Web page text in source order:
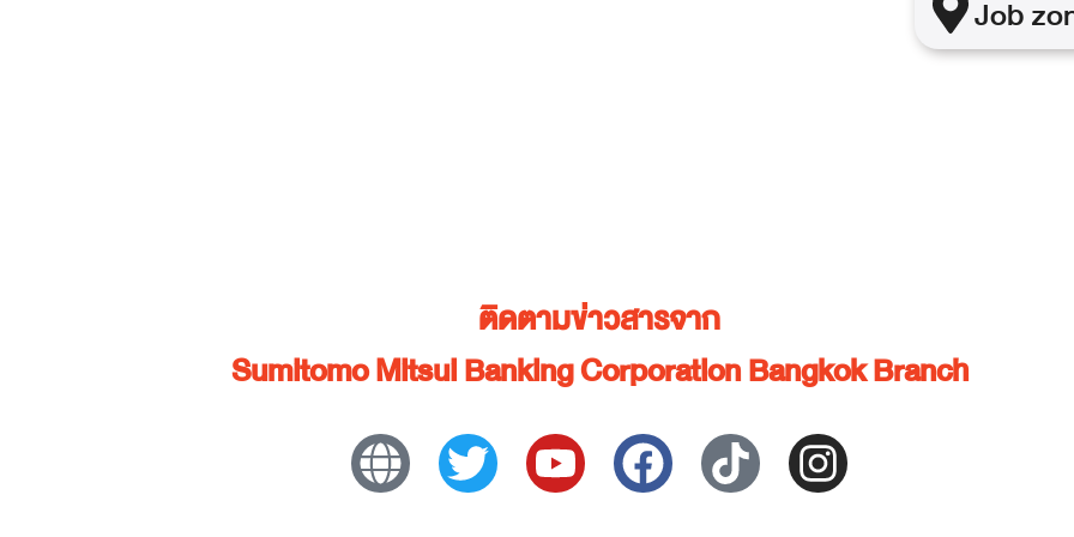
Job
ติดตามข่าวสารจาก
Sumitomo Mitsui Banking Corporation Bangkok Branch